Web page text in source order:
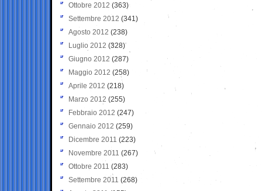
Ottobre 2012 (363)
Settembre 2012 (341)
Agosto 2012 (238)
Luglio 2012 (328)
Giugno 2012 (287)
Maggio 2012 (258)
Aprile 2012 (218)
Marzo 2012 (255)
Febbraio 2012 (247)
Gennaio 2012 (259)
Dicembre 2011 (223)
Novembre 2011 (267)
Ottobre 2011 (283)
Settembre 2011 (268)